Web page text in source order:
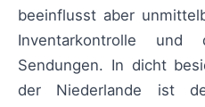
beeinflusst aber
Inventarkontrolle und
Sendungen. In dicht
der Niederlande ist